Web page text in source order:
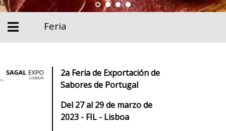
Feria
2a Feria de Exportación de
Sabores de Portugal
Del 27 al 29 de marzo de
2023 - FIL - Lisboa